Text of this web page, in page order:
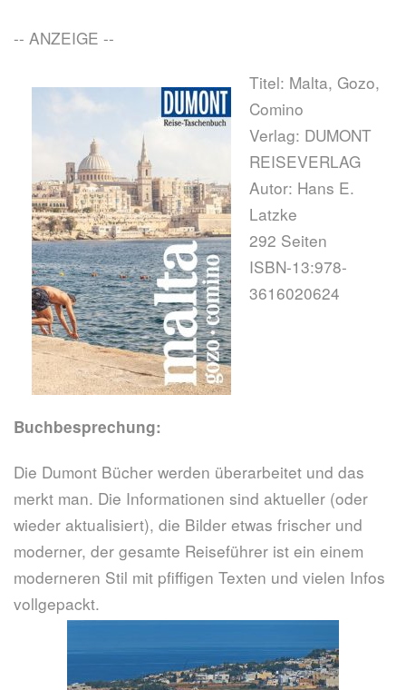
GESELLSCHAFT & UNSERE ZEIT
INFOS & KONTAKT
IMPRESSUM
-- ANZEIGE --
Titel: Malta, Gozo,
Comino
Verlag: DUMONT
REISEVERLAG
Autor: Hans E.
Latzke
292 Seiten
ISBN-13:978-
3616020624
Buchbesprechung:
Die Dumont Bücher werden überarbeitet und das
merkt man. Die Informationen sind aktueller (oder
wieder aktualisiert), die Bilder etwas frischer und
moderner, der gesamte Reiseführer ist ein einem
moderneren Stil mit pfiffigen Texten und vielen Infos
vollgepackt.